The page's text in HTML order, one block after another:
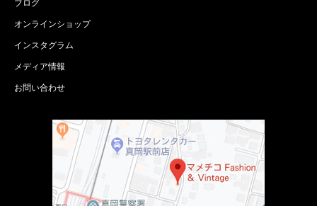
ブログ
オンラインショップ
インスタグラム
メディア情報
お問い合わせ